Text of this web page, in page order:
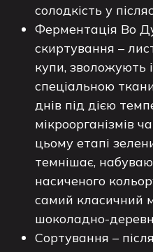
солодкість у
Ферментація Во
скиртування –
купи, зволожують
спеціальною
днів під дією
мікроорганізмів
цьому етапі
темнішає,
насиченого
самий класичний
шоколадно-
Сортування –